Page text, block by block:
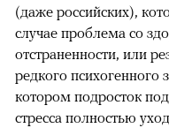
(даже российских),
случае проблема со
отстраненности, или
редкого психогенного
котором подросток
стресса полностью